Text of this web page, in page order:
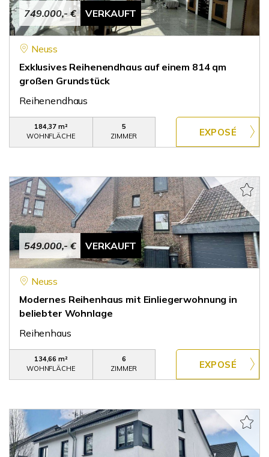
749.000,- € VERKAUFT
Neuss
Exklusives Reihenendhaus auf einem 814 qm
großen Grundstück
Reihenendhaus
184,37 m²
WOHNFLÄCHE
5
ZIMMER
549.000,- € VERKAUFT
Neuss
Modernes Reihenhaus mit Einliegerwohnung in
beliebter Wohnlage
Reihenhaus
134,66 m²
WOHNFLÄCHE
6
ZIMMER